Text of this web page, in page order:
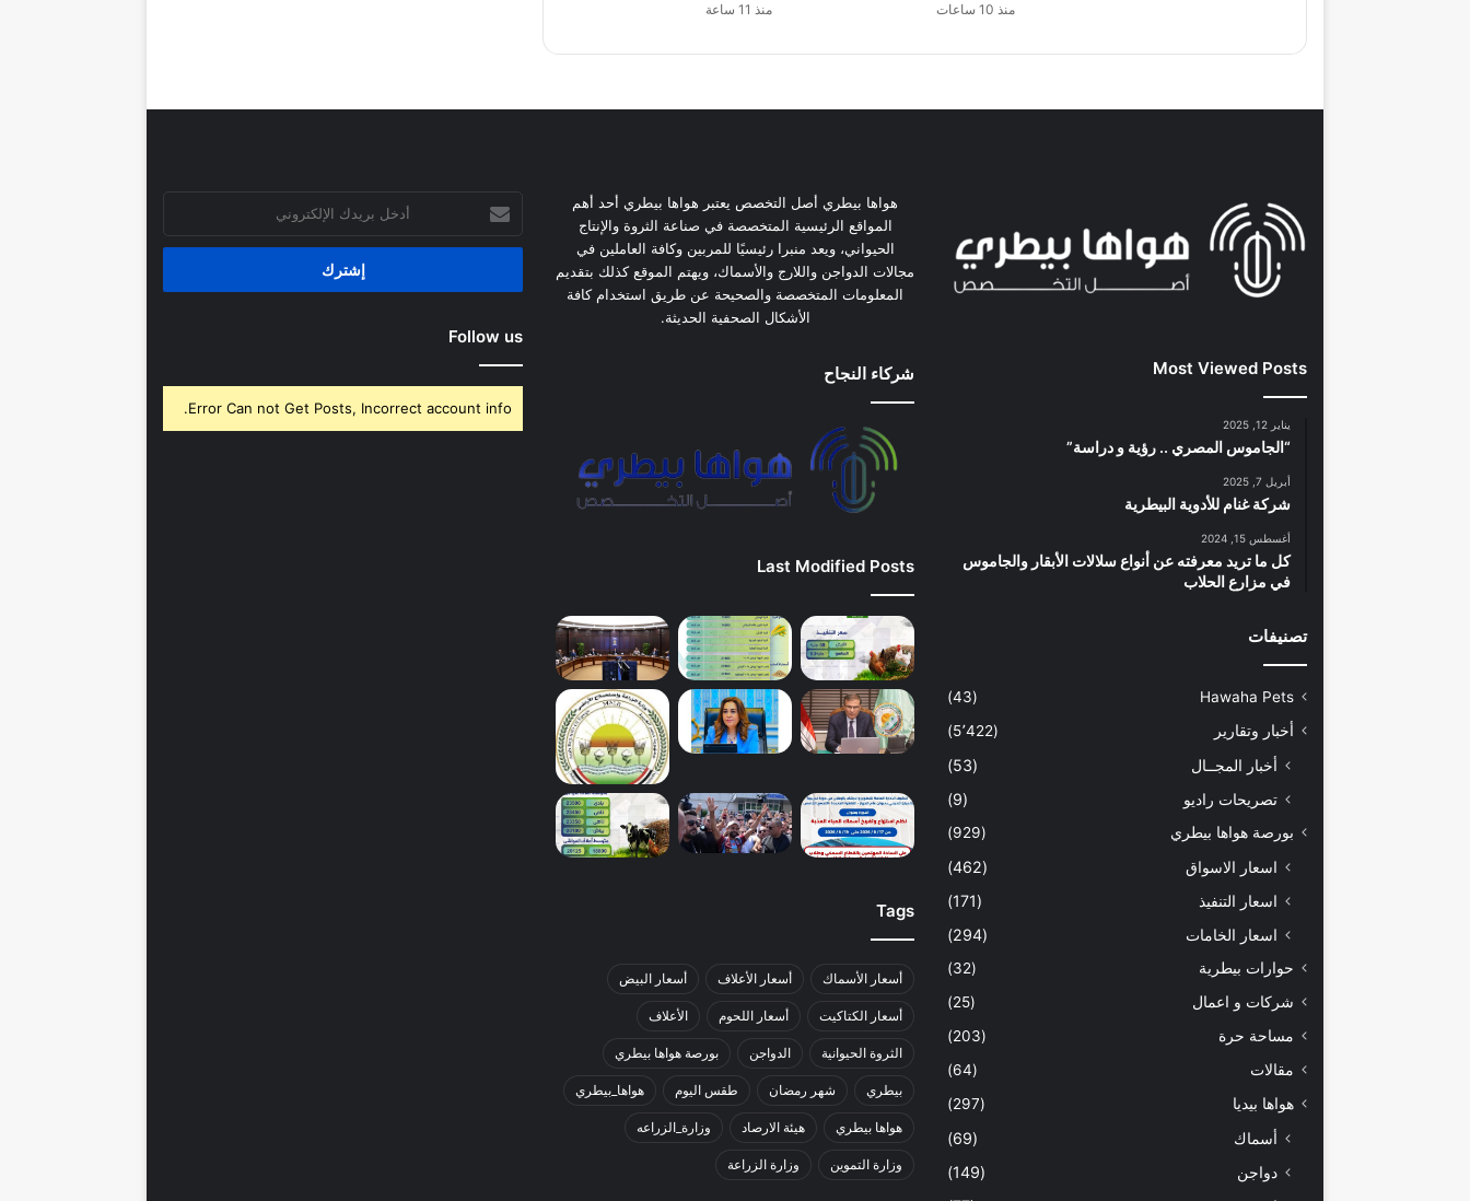
منذ 10 ساعات منذ 11 ساعة
Most Viewed Posts
يناير 12, 2025
“الجاموس المصري .. رؤية و دراسة”
أبريل 7, 2025
شركة غنام للأدوية البيطرية
أغسطس 15, 2024
كل ما تريد معرفته عن أنواع سلالات الأبقار والجاموس
في مزارع الحلاب
تصنيفات
Hawaha Pets
(43)
أخبار وتقارير
(5٬422)
أخبار المجــال
(53)
تصريحات راديو
(9)
بورصة هواها بيطري (929)
اسعار الاسواق
(462)
اسعار التنفيذ
(171)
اسعار الخامات
(294)
حوارات بيطرية
(32)
شركات و اعمال
(25)
مساحة حرة
(203)
مقالات
(64)
هواها بيديا
(297)
أسماك
(69)
دواجن
(149)
هواها بيطري أصل التخصص يعتبر هواها بيطري أحد أهم
المواقع الرئيسية المتخصصة في صناعة الثروة والإنتاج
الحيواني، ويعد منبرا رئيسيًا للمربين وكافة العاملين في
مجالات الدواجن واللارج والأسماك، ويهتم الموقع كذلك بتقديم
المعلومات المتخصصة والصحيحة عن طريق استخدام كافة
الأشكال الصحفية الحديثة.
شركاء النجاح
Last Modified Posts
Tags
أسعار الأسماك أسعار الأعلاف أسعار البيض
أسعار الكتاكيت أسعار اللحوم الأعلاف
الثروة الحيوانية الدواجن بورصة هواها بيطري
بيطري شهر رمضان طقس اليوم هواها_بيطري
هواها بيطري هيئة الارصاد وزارة_الزراعه
وزارة التموين وزارة الزراعة
بريدك
الإلكتروني
Follow us
Error Can not Get Posts, Incorrect account info.